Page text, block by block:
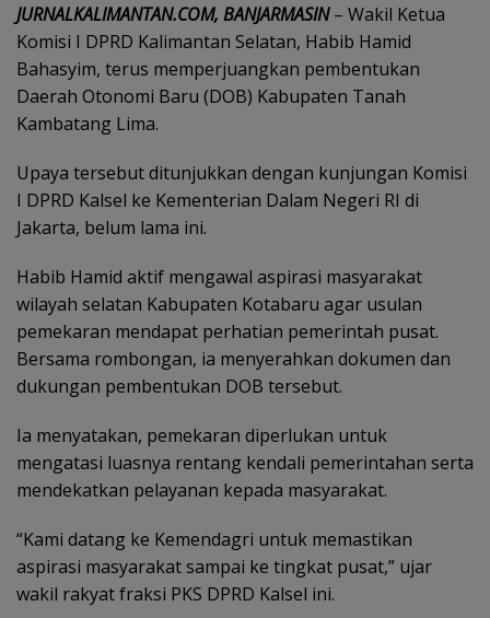
‎JURNALKALIMANTAN.COM, BANJARMASIN– Wakil Ketua
Komisi I DPRD Kalimantan Selatan, Habib Hamid
Bahasyim, terus memperjuangkan pembentukan
Daerah Otonomi Baru (DOB) Kabupaten Tanah
Kambatang Lima.
‎Upaya tersebut ditunjukkan dengan kunjungan Komisi
I DPRD Kalsel ke Kementerian Dalam Negeri RI di
Jakarta, belum lama ini.
‎Habib Hamid aktif mengawal aspirasi masyarakat
wilayah selatan Kabupaten Kotabaru agar usulan
pemekaran mendapat perhatian pemerintah pusat.
Bersama rombongan, ia menyerahkan dokumen dan
dukungan pembentukan DOB tersebut.
‎Ia menyatakan, pemekaran diperlukan untuk
mengatasi luasnya rentang kendali pemerintahan serta
mendekatkan pelayanan kepada masyarakat.
‎“Kami datang ke Kemendagri untuk memastikan
aspirasi masyarakat sampai ke tingkat pusat,” ujar
wakil rakyat fraksi PKS DPRD Kalsel ini.